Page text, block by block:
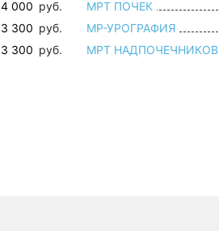
4 000 руб.
3 300 руб.
3 300 руб.
МРТ ПОЧЕК
МР-УРОГРАФИЯ
МРТ НАДПОЧЕЧНИКОВ